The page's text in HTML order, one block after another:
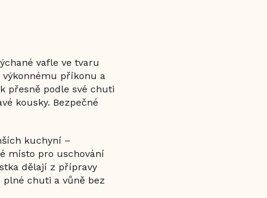
vafle ve tvaru
výkonnému příkonu a
přesně podle své chuti
kousky. Bezpečné
kuchyní –
místo pro uschování
dělají z přípravy
chuti a vůně bez